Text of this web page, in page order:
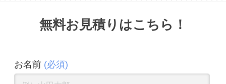
無料お見積りはこちら！
お名前 (必須)